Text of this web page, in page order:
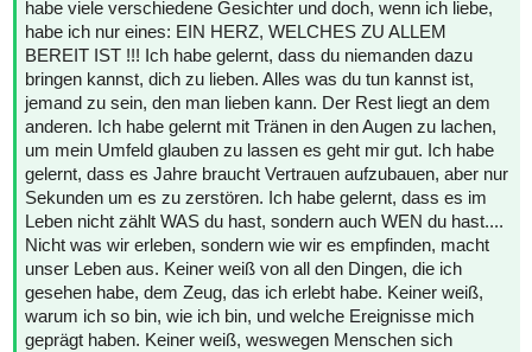
habe viele verschiedene Gesichter und doch, wenn ich liebe,
habe ich nur eines: EIN HERZ, WELCHES ZU ALLEM
BEREIT IST !!! Ich habe gelernt, dass du niemanden dazu
bringen kannst, dich zu lieben. Alles was du tun kannst ist,
jemand zu sein, den man lieben kann. Der Rest liegt an dem
anderen. Ich habe gelernt mit Tränen in den Augen zu lachen,
um mein Umfeld glauben zu lassen es geht mir gut. Ich habe
gelernt, dass es Jahre braucht Vertrauen aufzubauen, aber nur
Sekunden um es zu zerstören. Ich habe gelernt, dass es im
Leben nicht zählt WAS du hast, sondern auch WEN du hast....
Nicht was wir erleben, sondern wie wir es empfinden, macht
unser Leben aus. Keiner weiß von all den Dingen, die ich
gesehen habe, dem Zeug, das ich erlebt habe. Keiner weiß,
warum ich so bin, wie ich bin, und welche Ereignisse mich
geprägt haben. Keiner weiß, weswegen Menschen sich